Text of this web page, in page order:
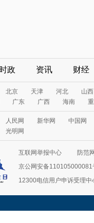
时政 资讯 财经
北京 天津 河北
山西
广东 广西 海南
人民网 新华网
中国网
光明网
互联网举报中心
防范
京公网安备110105000081
12300电信用户申诉受理中